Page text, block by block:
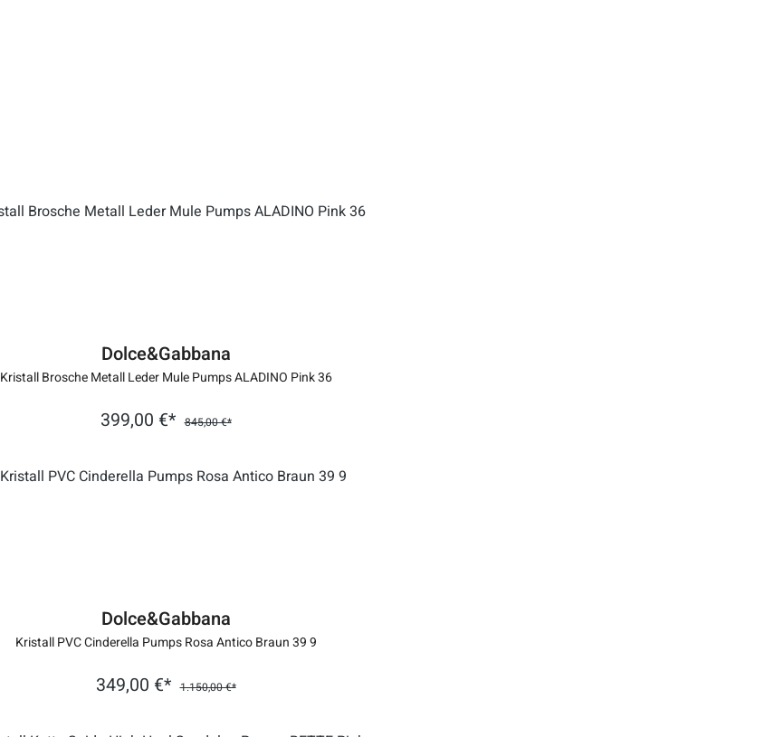
Dolce&Gabbana
Kristall Brosche Metall Leder Mule Pumps ALADINO Pink 36
399,00 €* 845,00 €*
Dolce&Gabbana
Kristall PVC Cinderella Pumps Rosa Antico Braun 39 9
349,00 €* 1.150,00 €*